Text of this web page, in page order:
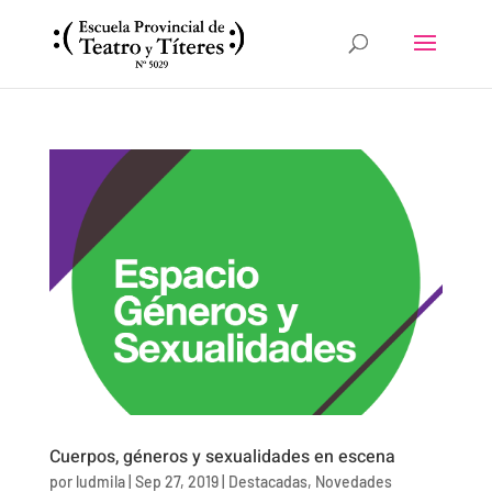
Cuerpos, géneros y sexualidades en escena
por ludmila| Sep 27, 2019| Destacadas, Novedades